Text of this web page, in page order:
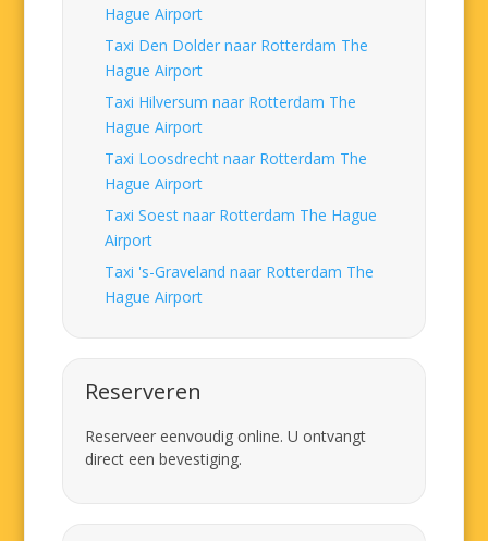
Hague Airport
Taxi Den Dolder naar Rotterdam The
Hague Airport
Taxi Hilversum naar Rotterdam The
Hague Airport
Taxi Loosdrecht naar Rotterdam The
Hague Airport
Taxi Soest naar Rotterdam The Hague
Airport
Taxi 's-Graveland naar Rotterdam The
Hague Airport
Reserveren
Reserveer eenvoudig online. U ontvangt
direct een bevestiging.